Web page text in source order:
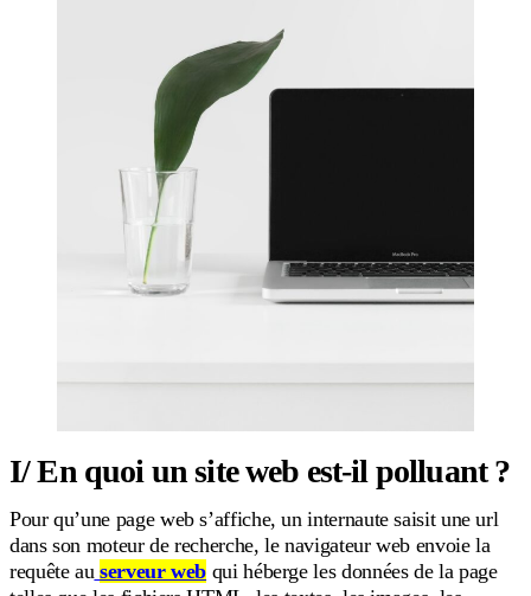
I/ En quoi un site web est-il polluant ?
Pour qu’une page web s’affiche, un internaute saisit une url
dans son moteur de recherche, le navigateur web envoie la
requête au serveur web qui héberge les données de la page